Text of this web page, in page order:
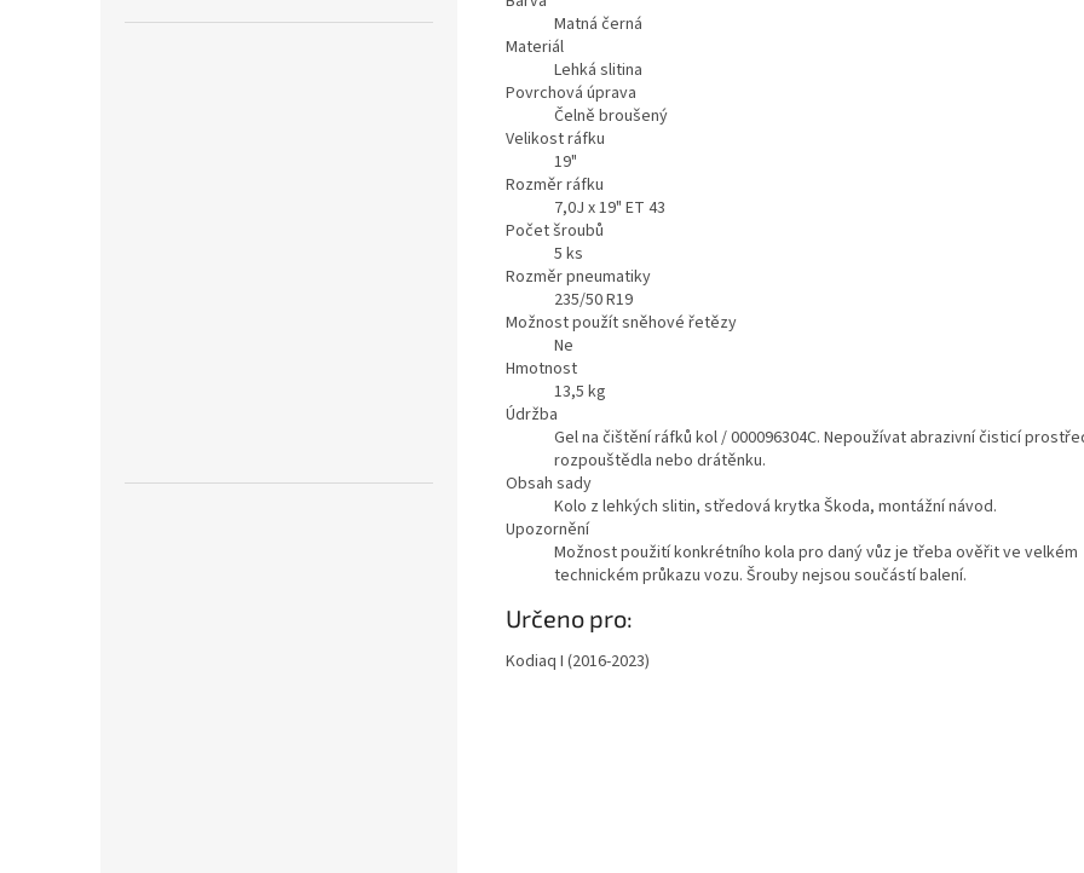
Matná černá
Materiál
Lehká slitina
Povrchová úprava
Čelně broušený
Velikost ráfku
19"
Rozměr ráfku
7,0J x 19" ET 43
Počet šroubů
5 ks
Rozměr pneumatiky
235/50 R19
Možnost použít sněhové řetězy
Ne
Hmotnost
13,5 kg
Údržba
Gel na čištění ráfků kol / 000096304C. Nepoužívat abrazivní čisticí
rozpouštědla nebo drátěnku.
Obsah sady
Kolo z lehkých slitin, středová krytka Škoda, montážní návod.
Upozornění
Možnost použití konkrétního kola pro daný vůz je třeba ověřit ve velkém
technickém průkazu vozu. Šrouby nejsou součástí balení.
méně
Určeno pro:
Kodiaq I (2016-2023)